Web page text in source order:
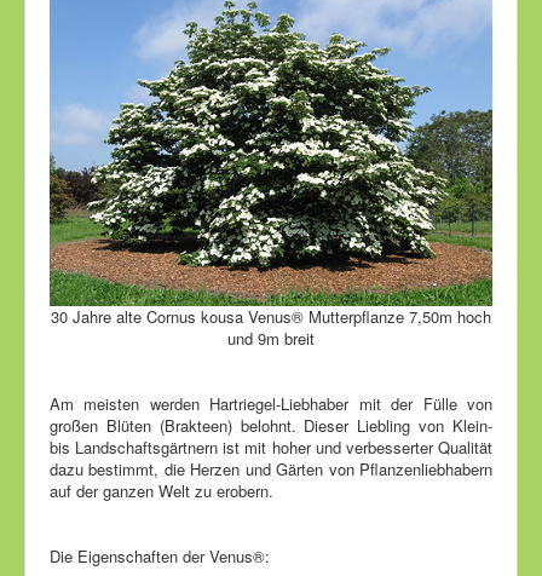
30 Jahre alte Cornus kousa Venus® Mutterpflanze 7,50m hoch
und 9m breit
Am meisten werden Hartriegel-Liebhaber mit der Fülle von
großen Blüten (Brakteen) belohnt. Dieser Liebling von Klein-
bis Landschaftsgärtnern ist mit hoher und verbesserter Qualität
dazu bestimmt, die Herzen und Gärten von Pflanzenliebhabern
auf der ganzen Welt zu erobern.
Die Eigenschaften der Venus®: